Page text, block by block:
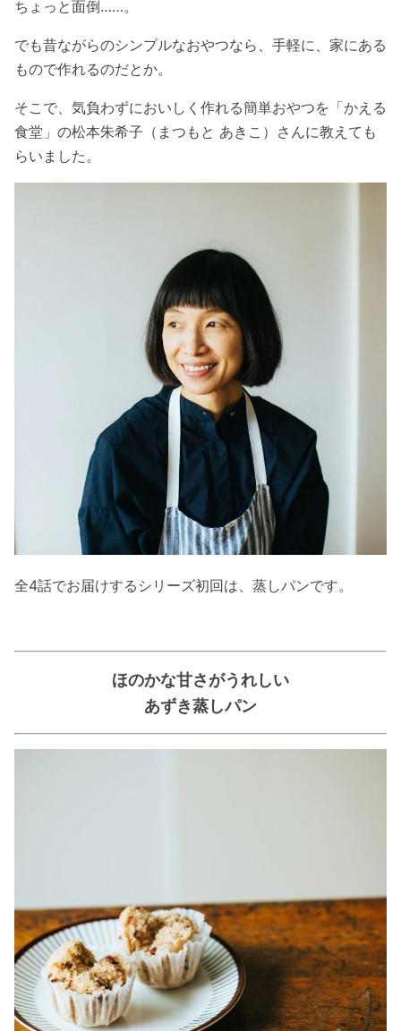
ちょっと面倒……。
でも昔ながらのシンプルなおやつなら、手軽に、家にある
もので作れるのだとか。
そこで、気負わずにおいしく作れる簡単おやつを「かえる
食堂」の松本朱希子（まつもと あきこ）さんに教えても
らいました。
全4話でお届けするシリーズ初回は、蒸しパンです。
ほのかな甘さがうれしい
あずき蒸しパン